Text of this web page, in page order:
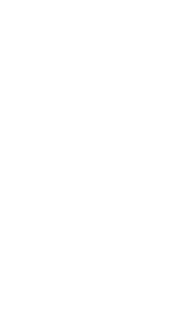
director del
Sevilla, Luis
presidente de la
la Fundación
Gestores
Sarah Grötsch, o
Por parte del
Peñas de Sevilla,
de Flamenco,
Martos y de la